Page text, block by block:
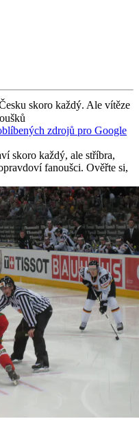
skoro každý. Ale vítěze
zdrojů pro Google
skoro každý, ale stříbra,
fanoušci. Ověřte si,